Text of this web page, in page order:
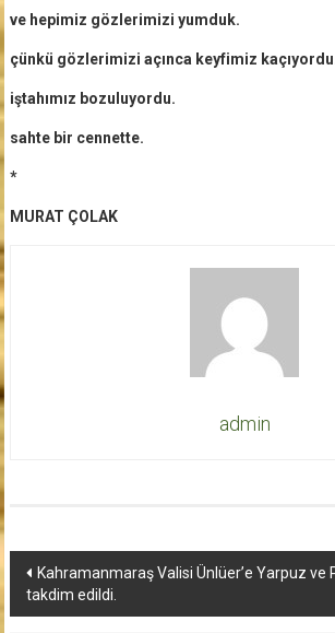
ve hepimiz gözlerimizi yumduk.
çünkü gözlerimizi açınca keyfimiz
iştahımız bozuluyordu.
sahte bir cennette.
*
MURAT ÇOLAK
admin
Yazı
dolaşımı
Kahramanmaraş Valisi Ünlüer’e Yarpuz ve
takdim edildi.